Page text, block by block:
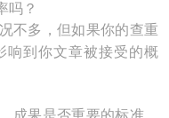
吗？
不多，但如果你的查重
响到你文章被接受的概
成果是否重要的标准，